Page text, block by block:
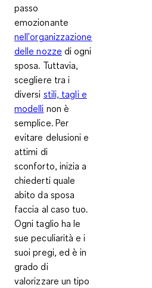
passo
emozionante
nell'organizzazione
delle nozze di ogni
sposa. Tuttavia,
scegliere tra i
diversi stili, tagli e
modelli non è
semplice. Per
evitare delusioni e
attimi di
sconforto, inizia a
chiederti quale
abito da sposa
faccia al caso tuo.
Ogni taglio ha le
sue peculiarità e i
suoi pregi, ed è in
grado di
valorizzare un tipo